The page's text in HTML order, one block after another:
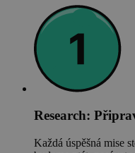
Research:
Každá úspěšná mise